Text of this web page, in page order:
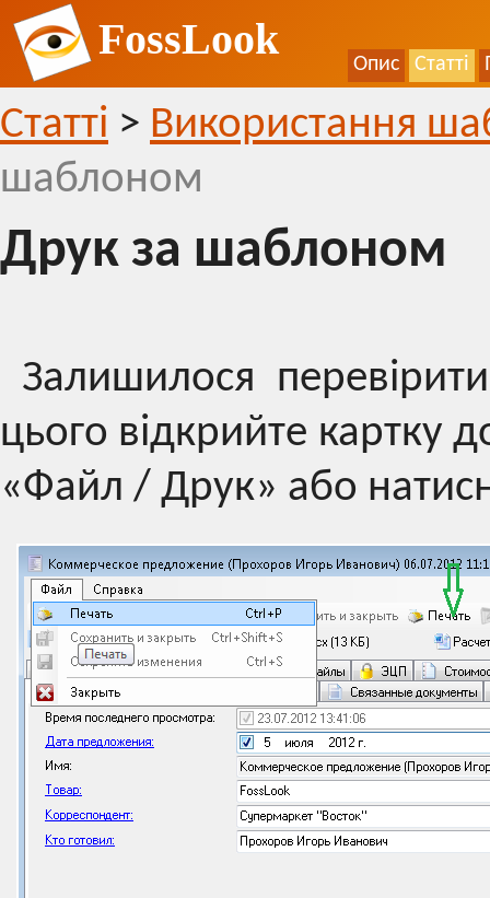
FossLook
Опис Статті
Статті > Використання
шаблоном
Друк за шаблоном
Залишилося
цього відкрийте картку
«Файл / Друк» або